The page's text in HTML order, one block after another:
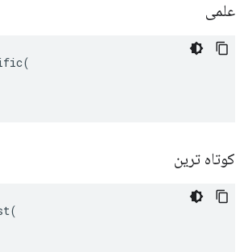
علمی
کوتاه ترین